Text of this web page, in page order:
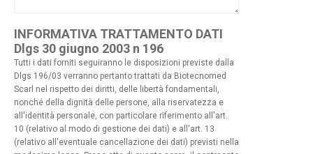
INFORMATIVA TRATTAMENTO DATI
Dlgs 30 giugno 2003 n 196
Tutti i dati forniti seguiranno le disposizioni previste dalla
Dlgs 196/03 verranno pertanto trattati da Biotecnomed
Scarl nel rispetto dei diritti, delle libertà fondamentali,
nonché della dignità delle persone, alla riservatezza e
all'identità personale, con particolare riferimento all'art.
10 (relativo al modo di gestione dei dati) e all'art. 13
(relativo all'eventuale cancellazione dei dati) previsti nella